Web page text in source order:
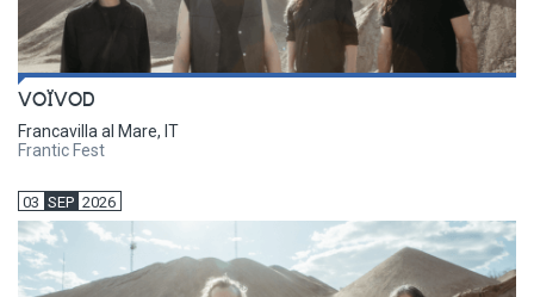
VOÏVOD
Francavilla al Mare, IT
Frantic Fest
03 SEP 2026